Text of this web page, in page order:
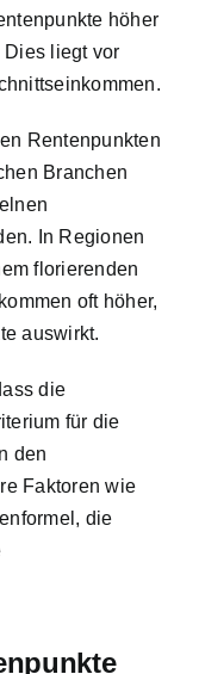
höher
liegt vor
Rentenpunkten
Branchen
In Regionen
florierenden
oft höher,
auswirkt.
die
für die
den
Faktoren wie
die